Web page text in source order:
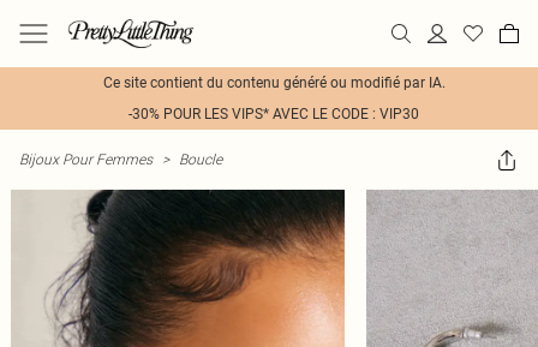
Ce site contient du contenu généré ou modifié par IA.
-30% POUR LES VIPS* AVEC LE CODE : VIP30
Bijoux Pour Femmes > Boucle